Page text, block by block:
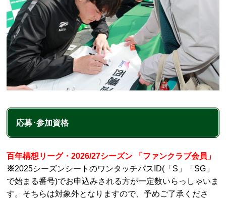
応募･参加資格
百年構想リーグ・2026/27シーズン 「ファンクラブ会員」
※2025シーズンシートのワンタッチパスID(「S」「SG」
で始まる番号)でお申込みされる方が一定数いらっしゃいま
す。そちらは対象外となりますので、予めご了承くださ